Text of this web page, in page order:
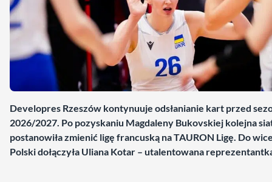
Developres Rzeszów kontynuuje odsłanianie kart przed
2026/2027. Po pozyskaniu Magdaleny Bukovskiej kolejna
postanowiła zmienić ligę francuską na TAURON Ligę. Do
Polski dołączyła Uliana Kotar – utalentowana